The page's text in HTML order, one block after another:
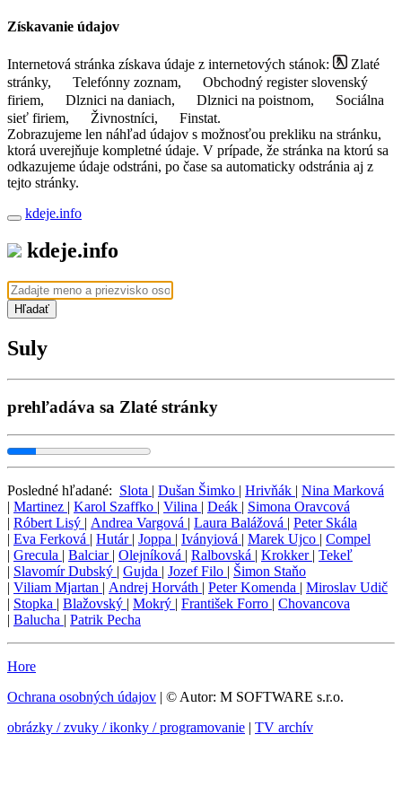
Získavanie údajov
Internetová stránka získava údaje z internetových stánok:
Zlaté
stránky,
Telefónny zoznam,
Obchodný register slovenský
firiem,
Dlznici na daniach, Dlznici na poistnom,
Sociálna
sieť firiem,
Živnostníci,
Finstat.
Zobrazujeme len náhľad údajov s možnosťou prekliku na stránku,
ktorá uverejňuje kompletné údaje. V prípade, že stránka na ktorú sa
odkazujeme údaje odstráni, po čase sa automaticky odstránia aj z
tejto stránky.
kdeje.info
kdeje.info
Hľadať
Suly
prehľadáva sa Zlaté stránky
Posledné hľadané: Slota | Dušan Šimko | Hrivňák | Nina Marková
| Martinez | Karol Szaffko | Vilina | Deák | Simona Oravcová
| Róbert Lisý | Andrea Vargová | Laura Balážová | Peter Skála
| Eva Ferková | Hutár | Joppa | Iványiová | Marek Ujco | Compel
| Grecula | Balciar | Olejníková | Ralbovská | Krokker | Tekeľ
| Slavomír Dubský | Gujda | Jozef Filo | Šimon Staňo
| Viliam Mjartan | Andrej Horváth | Peter Komenda | Miroslav Udič
| Stopka | Blažovský | Mokrý | František Forro | Chovancova
| Balucha | Patrik Pecha
Hore
Ochrana osobných údajov | © Autor: M SOFTWARE s.r.o.
obrázky / zvuky / ikonky / programovanie | TV archív